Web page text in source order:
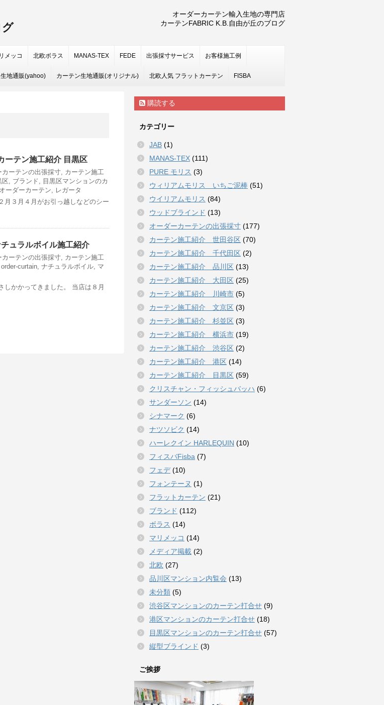
オーダーカーテン輸入生地の専門店
カーテンFABRIC K.B.自由が丘のブログ
メッコ 北欧ボラス MANAS-TEX FEDE 出張採寸サービス お客様施工例
地通販(yahoo) カーテン生地通販(オリジナル) 北欧人気 フラットカーテン FISBA
ーテン施工紹介 目黒区
カーテンの出張採寸, カーテン施工
区, ブランド, 目黒区マンションのカ
オーダーカーテン, レガータ
月３月４月がお引っ越しなどのシー
ュラルボイル施工紹介
カーテンの出張採寸, カーテン施工
order-curtain, ナチュラルボイル, マ
しかかってきました。 当店は８月
購読する
カテゴリー
JAB (1)
MANAS-TEX (111)
PURE モリス (3)
ウィリアムモリス いちご泥棒 (51)
ウイリアムモリス (84)
ウッドブラインド (13)
オーダーカーテンの出張採寸 (177)
カーテン施工紹介 世田谷区 (70)
カーテン施工紹介 千代田区 (2)
カーテン施工紹介 品川区 (13)
カーテン施工紹介 大田区 (25)
カーテン施工紹介 川崎市 (5)
カーテン施工紹介 文京区 (3)
カーテン施工紹介 杉並区 (3)
カーテン施工紹介 横浜市 (19)
カーテン施工紹介 渋谷区 (2)
カーテン施工紹介 港区 (14)
カーテン施工紹介 目黒区 (59)
クリスチャン・フィッシュバッハ (6)
サンダーソン (14)
シナマーク (6)
ナツソビク (14)
ハーレクイン HARLEQUIN (10)
フィスバFisba (7)
フェデ(10)
フォンテーヌ (1)
フラットカーテン (21)
ブランド (112)
ボラス (14)
マリメッコ (14)
メディア掲載 (2)
北欧 (27)
品川区マンション内覧会 (13)
未分類 (5)
渋谷区マンションのカーテン打合せ (9)
港区マンションのカーテン打合せ (18)
目黒区マンションのカーテン打合せ (57)
縦型ブラインド (3)
ご挨拶